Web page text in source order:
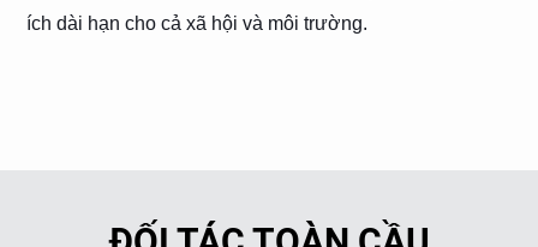
ích dài hạn cho cả xã hội và môi trường.